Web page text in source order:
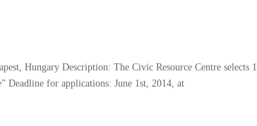
Hungary Description: The Civic Resource Centre selects 1
Deadline for applications: June 1st, 2014, at